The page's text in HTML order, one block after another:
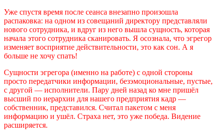
Уже спустя время после сеанса внезапно произошла
распаковка: на одном из совещаний директору представляли
нового сотрудника, и вдруг из него вышла сущность, которая
начала этого сотрудника сканировать. Я осознала, что эгрегор
изменяет восприятие действительности, это как сон. А я
больше не хочу спать!
Сущности эгрегора (именно на работе) с одной стороны
просто передатчики информации, безэмоциональные, пустые,
с другой — исполнители. Пару дней назад ко мне пришёл
высший по иерархии для нашего предприятия кадр —
собственник, представился. Считал пакетом с меня
информацию и ушёл. Страха нет, это уже победа. Видение
расширяется.